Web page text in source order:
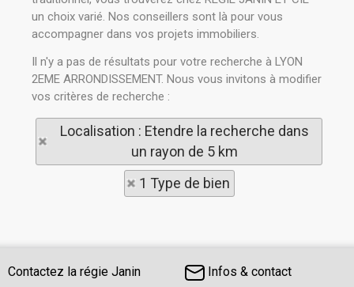
un choix varié. Nos conseillers sont là pour vous
accompagner dans vos projets immobiliers.
Il n'y a pas de résultats pour votre recherche à LYON
2EME ARRONDISSEMENT. Nous vous invitons à modifier
vos critères de recherche :
Localisation : Etendre la recherche dans
un rayon de 5 km
1 Type de bien
Contactez la régie Janin
Infos & contact